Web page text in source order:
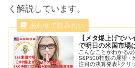
く解説しています。
【メタ爆上げで
で明日の米国市場
こんなことがわかる
S&P500指数の展望・
注目の決算発表⇩クリ